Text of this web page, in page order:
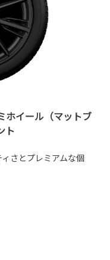
イール（マットブ
ト
さとプレミアムな個